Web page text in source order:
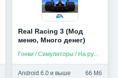
Real Racing 3 (Мод
меню, Много денег)
Гонки / Симуляторы / На русском
Android 6.0 и выше 66 Мб